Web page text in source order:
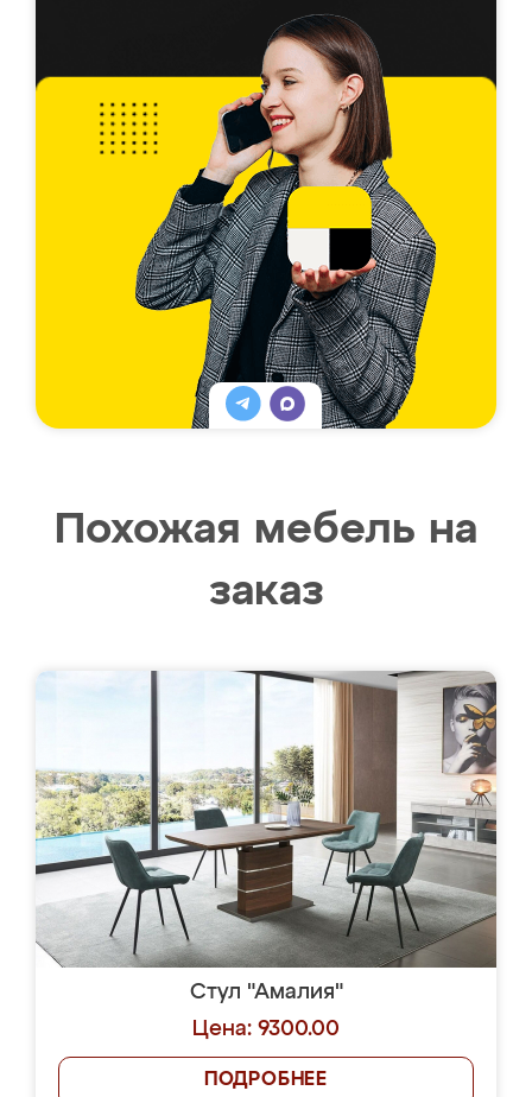
Похожая мебель на
заказ
Стул "Амалия"
Цена: 9300.00
ПОДРОБНЕЕ